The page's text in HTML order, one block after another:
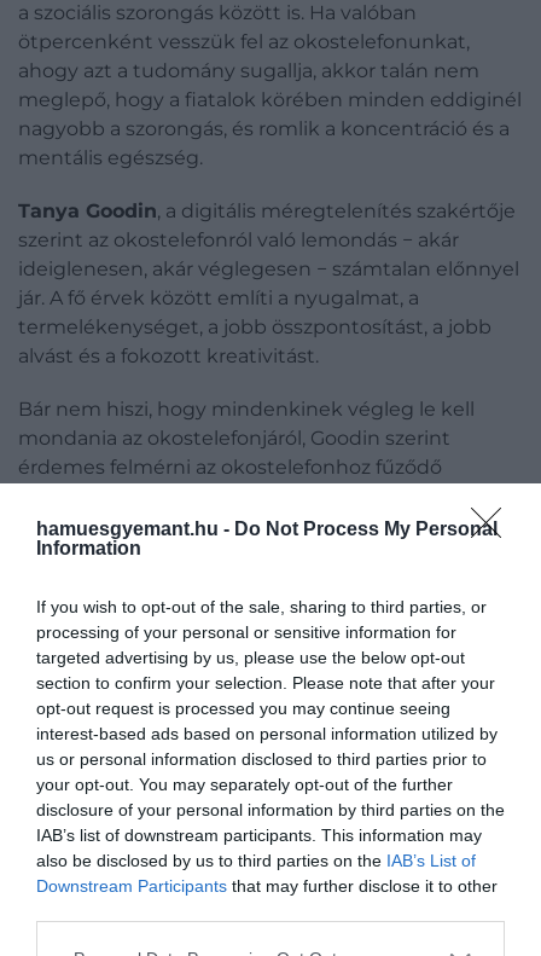
hamuesgyemant.hu - Do Not Process My Personal
Information
If you wish to opt-out of the sale, sharing to third parties, or
processing of your personal or sensitive information for
targeted advertising by us, please use the below opt-out
section to confirm your selection. Please note that after your
opt-out request is processed you may continue seeing
interest-based ads based on personal information utilized by
us or personal information disclosed to third parties prior to
your opt-out. You may separately opt-out of the further
disclosure of your personal information by third parties on the
IAB’s list of downstream participants. This information may
also be disclosed by us to third parties on the IAB’s List of
Downstream Participants that may further disclose it to other
a szociális szorongás között is. Ha valóban
ötpercenként vesszük fel az okostelefonunkat,
ahogy azt a tudomány sugallja, akkor talán nem
meglepő, hogy a fiatalok körében minden eddiginél
nagyobb a szorongás, és romlik a koncentráció és a
mentális egészség.
Tanya Goodin, a digitális méregtelenítés szakértője
szerint az okostelefonról való lemondás − akár
ideiglenesen, akár véglegesen − számtalan előnnyel
jár. A fő érvek között említi a nyugalmat, a
termelékenységet, a jobb összpontosítást, a jobb
alvást és a fokozott kreativitást.
Bár nem hiszi, hogy mindenkinek végleg le kell
mondania az okostelefonjáról, Goodin szerint
érdemes felmérni az okostelefonhoz fűződő
Mindannyian utáljuk azt az
érzést, amikor valaki felveszi
a telefonját, és elkezdi nézni,
miközben beszélgetünk vele
− tette hozzá Goodin.
De hogyan érdemes elkezdeni?